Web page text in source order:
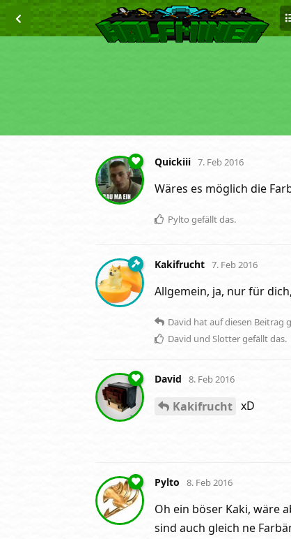
Quickiii 7. Feb 2016
Wäres es möglich die
Pylto gefällt das.
Kakifrucht 7. Feb 2016
Allgemein, ja, nur für
David hatauf diesen Beitrag
David und Slottergefällt das.
David 8. Feb 2016
Kakifrucht xD
Pylto 8. Feb 2016
Oh ein böser Kaki, wäre
sind auch gleich ne